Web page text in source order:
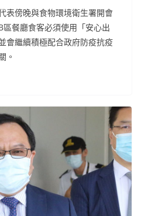
表傍晚與食物環境衛生署開會
餐廳食客必須使用「安心出
會繼續積極配合政府防疫抗疫
。